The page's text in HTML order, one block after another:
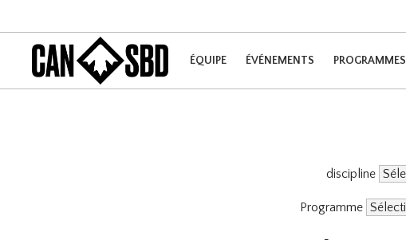
ÉQUIPE ÉVÉNEMENTS PROGRAMMES
discipline
Programme